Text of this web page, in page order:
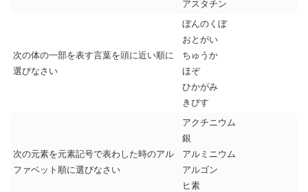
アスタチン
次の体の一部を表す言葉を頭に近い順に
選びなさい
ぼんのくぼ
おとがい
ちゅうか
ほぞ
ひかがみ
きびす
次の元素を元素記号で表わした時のアル
ファベット順に選びなさい
アクチニウム
銀
アルミニウム
アルゴン
ヒ素